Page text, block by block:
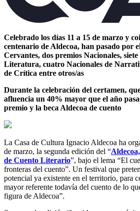
Celebrado los días 11 a 15 de marzo y
centenario de Aldecoa, han pasado por
Cervantes, dos premios Nacionales,
Literatura, cuatro Nacionales de
de Crítica entre otros/as
Durante la celebración del certamen,
afluencia un 40% mayor que el año
premio y la beca Aldecoa de cuento
La Casa de Cultura Ignacio Aldecoa ha
de marzo, la segunda edición del “
de Cuento Literario”, bajo el lema “El
fronteras del cuento”. Un festival que
potencial ya existente en el territorio, para
mayor referente todavía del cuento de lo
figura de Aldecoa”.